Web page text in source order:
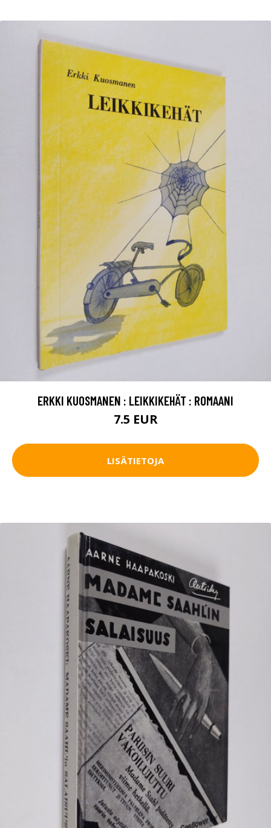
ERKKI KUOSMANEN : LEIKKIKEHÄT : ROMAANI
7.5 EUR
LISÄTIETOJA